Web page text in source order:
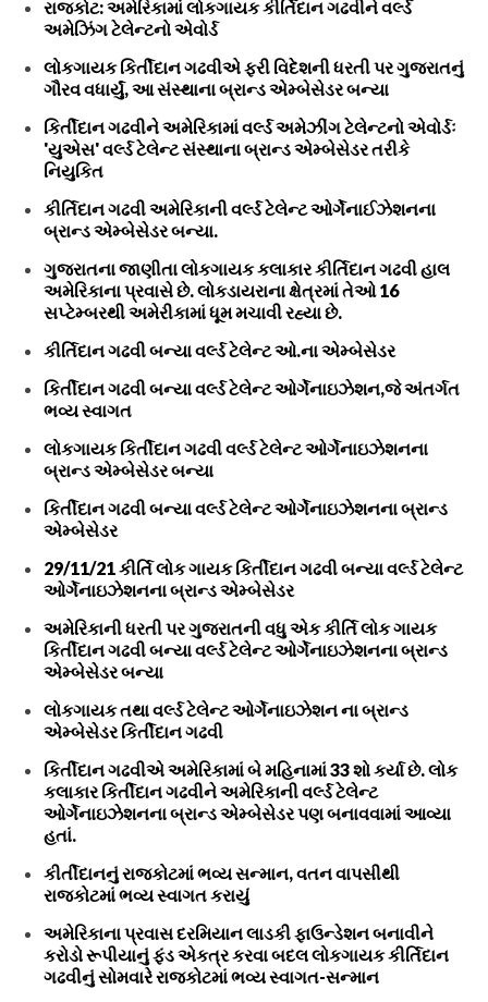
રાજકોટ: અમેરિકામાં લોકગાયક કીર્તિદાન ગઢવીને વર્લ્ડ
અમેઝિંગ ટેલેન્ટનો એવોર્ડ
લોકગાયક કિર્તીદાન ગઢવીએ ફરી વિદેશની ધરતી પર ગુજરાતનું
ગૌરવ વધાર્યું, આ સંસ્થાના બ્રાન્ડ એમ્બેસેડર બન્યા
કિર્તીદાન ગઢવીને અમેરિકામાં વર્લ્ડ અમેઝીંગ ટેલેન્ટનો એવોર્ડઃ
'યુએસ' વર્લ્ડ ટેલેન્ટ સંસ્થાના બ્રાન્ડ એમ્બેસેડર તરીકે
નિયુકિત
કીર્તિદાન ગઢવી અમેરિકાની વર્લ્ડ ટેલેન્ટ ઓર્ગેનાઈઝેશનના
બ્રાન્ડ એમ્બેસેડર બન્યા.
ગુજરાતના જાણીતા લોકગાયક કલાકાર કીર્તિદાન ગઢવી હાલ
અમેરિકાના પ્રવાસે છે. લોકડાયરાના ક્ષેત્રમાં તેઓ 16
સપ્ટેમ્બરથી અમેરીકામાં ધૂમ મચાવી રહ્યા છે.
કીર્તિદાન ગઢવી બન્યા વર્લ્ડ ટેલેન્ટ ઓ.ના એમ્બેસેડર
કિર્તીદાન ગઢવી બન્યા વર્લ્ડ ટેલેન્ટ ઓર્ગેનાઇઝેશન,જે અંતર્ગત
ભવ્ય સ્વાગત
લોકગાયક કિર્તીદાન ગઢવી વર્લ્ડ ટેલેન્ટ ઓર્ગેનાઇઝેશનના
બ્રાન્ડ એમ્બેસેડર બન્યા
કિર્તીદાન ગઢવી બન્યા વર્લ્ડ ટેલેન્ટ ઓર્ગેનાઇઝેશનના બ્રાન્ડ
એમ્બેસેડર
29/11/21 કીર્તિ લોક ગાયક કિર્તીદાન ગઢવી બન્યા વર્લ્ડ ટેલેન્ટ
ઓર્ગેનાઇઝેશનના બ્રાન્ડ એમ્બેસેડર
અમેરિકાની ધરતી પર ગુજરાતની વધુ એક કીર્તિ લોક ગાયક
કિર્તીદાન ગઢવી બન્યા વર્લ્ડ ટેલેન્ટ ઓર્ગેનાઇઝેશનના બ્રાન્ડ
એમ્બેસેડર બન્યા
લોકગાયક તથા વર્લ્ડ ટેલેન્ટ ઓર્ગેનાઇઝેશન ના બ્રાન્ડ
એમ્બેસેડર કિર્તીદાન ગઢવી
કિર્તીદાન ગઢવીએ અમેરિકામાં બે મહિનામાં 33 શો કર્યા છે. લોક
કલાકાર કિર્તીદાન ગઢવીને અમેરિકાની વર્લ્ડ ટેલેન્ટ
ઓર્ગેનાઇઝેશનના બ્રાન્ડ એમ્બેસેડર પણ બનાવવામાં આવ્યા
હતાં.
કીર્તીદાનનું રાજકોટમાં ભવ્ય સન્માન, વતન વાપસીથી
રાજકોટમાં ભવ્ય સ્વાગત કરાયું
અમેરિકાના પ્રવાસ દરમિયાન લાડકી ફાઉન્ડેશન બનાવીને
કરોડો રૂપીયાનું ફંડ એકત્ર કરવા બદલ લોકગાયક કીર્તિદાન
ગઢવીનું સોમવારે રાજકોટમાં ભવ્ય સ્વાગત-સન્માન